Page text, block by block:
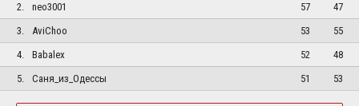
2.
neo3001 57
47
3.
AviChoo 53
55
4.
Babalex 52
48
5.
Саня_из_Одессы 51 53